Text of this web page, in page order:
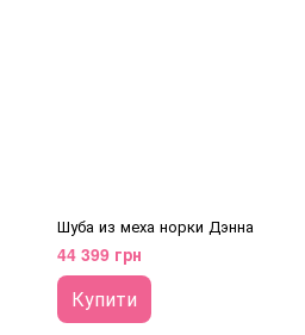
Шуба из меха норки Дэнна
44 399 грн
Купити